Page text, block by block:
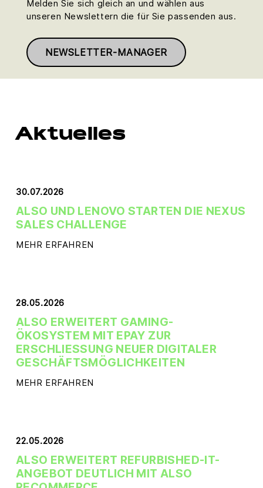
Melden Sie sich gleich an und wählen aus
unseren Newslettern die für Sie passenden aus.
NEWSLETTER-MANAGER
Aktuelles
30.07.2026
ALSO UND LENOVO STARTEN DIE NEXUS
SALES CHALLENGE
MEHR ERFAHREN
28.05.2026
ALSO ERWEITERT GAMING-
ÖKOSYSTEM MIT EPAY ZUR
ERSCHLIESSUNG NEUER DIGITALER G
ESCHÄFTSMÖGLICHKEITEN
MEHR ERFAHREN
22.05.2026
ALSO ERWEITERT REFURBISHED-IT-
ANGEBOT DEUTLICH MIT ALSO